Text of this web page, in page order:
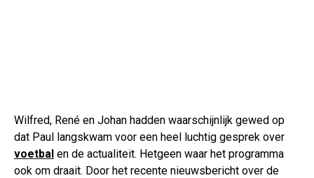
Wilfred, René en Johan hadden waarschijnlijk gewed op
dat Paul langskwam voor een heel luchtig gesprek over
voetbal en de actualiteit. Hetgeen waar het programma
ook om draait. Door het recente nieuwsbericht over de